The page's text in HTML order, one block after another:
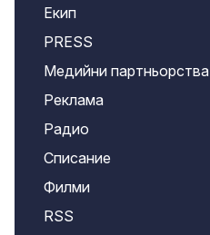
Екип
PRESS
Медийни партньорства
Реклама
Радио
Списание
Филми
RSS